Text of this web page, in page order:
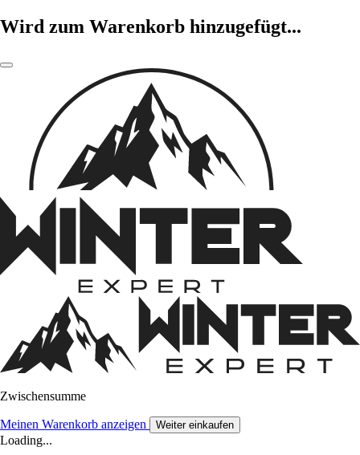
Wird zum Warenkorb hinzugefügt...
Zwischensumme
Meinen Warenkorb anzeigen Weiter einkaufen
Loading...